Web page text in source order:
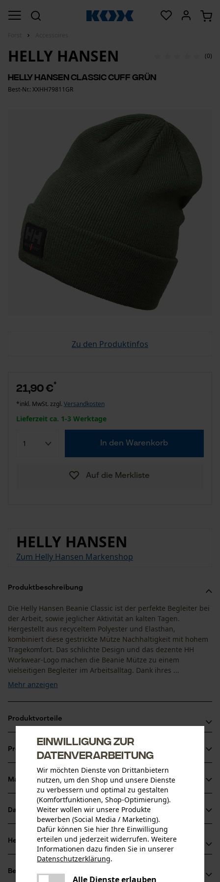
HELLY HANSEN (0)
Helly Hansen Classic Cuff Grün
Best-Nr.: XXHH79811GR
Zu den Produktinfos
21,90 €*
*inkl. MwSt. zzgl. Versandkosten
Lieferzeit ca. 1-3 Werktage
In den Warenkorb
Auf die Merkliste
HELLY HANSEN
Zum Helly Hansen Markenshop
Produktbeschreibung
Die Helly Hansen Beanie Classic ist der perfekte Begleiter bei
der Arbeit, sowie jeglicher Aktivität an kalten Tagen.
Hergestellt aus recyceltem Polyester und Elasthan,
kombiniert diese gestrickte Mütze Nachhaltigkeit mit hohem
Tragekomfort. Das schlichte Design und das dezente HH
Workwear-Logo machen die Beanie Mütze zu einem
vielseitigen Begleiter im Arbeitsalltag. Dank ihres ...
Mehr anzeigen
Produktvorteile
Beanie Mütze hält Kopf und Ohren zuverlässig warm
Nachhaltig durch 99 % recyceltes Polyester
Elastisches Material für eine optimale Passform
Produktinformationen
Produktdetails
Aktivitätstyp
Arbeiten, Campen, Jagen, Schützen, Tarnen,
Wandern
Altersgruppe
Erwachsener
Material & Pflege
Material
Materialart
Polyester
Datenblätter
Produktsicherheitsdatenblatt (PDF)
Herstellerinformationen
Hersteller
Helly Hansen AS
Bewertungen
Einwilligung zur
Datenverarbeitung
Wir möchten Dienste von Drittanbietern
nutzen, um den Shop und unsere Dienste
zu verbessern und optimal zu gestalten
(Komfortfunktionen, Shop-Optimierung).
Weiter wollen wir unsere Produkte
bewerben (Social Media / Marketing).
Dafür können Sie hier Ihre Einwilligung
erteilen und jederzeit widerrufen. Weitere
Informationen dazu finden Sie in unserer
Datenschutzerklärung.
Alle Dienste erlauben
Es ist ein Fehler aufgetreten. Bitte